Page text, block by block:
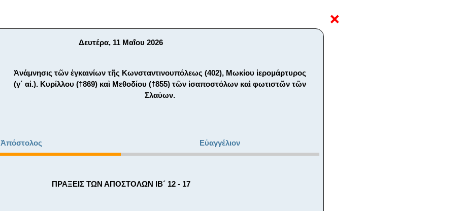
❌
Δευτέρα, 11 Μαΐου 2026
Ἀνάμνησις τῶν ἐγκαινίων τῆς Κωνσταντινουπόλεως (402), Μωκίου ἱερομάρτυρος
(γ΄ αἰ.). Κυρίλλου (†869) καὶ Μεθοδίου (†855) τῶν ἰσαποστόλων καὶ φωτιστῶν τῶν
Σλαύων.
Ἀπόστολος Εὐαγγέλιον
ΠΡΑΞΕΙΣ ΤΩΝ ΑΠΟΣΤΟΛΩΝ ΙΒ´ 12 - 17